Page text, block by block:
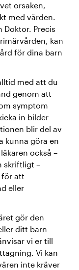
orsaken,
med vården.
Doktor. Precis
kan
för dina barn
med att du
genom att
symptom
in bilder
blir del av
kunna göra en
också –
skriftligt –
för att
eller
gör den
ditt barn
vi er till
Vi kan
inte kräver